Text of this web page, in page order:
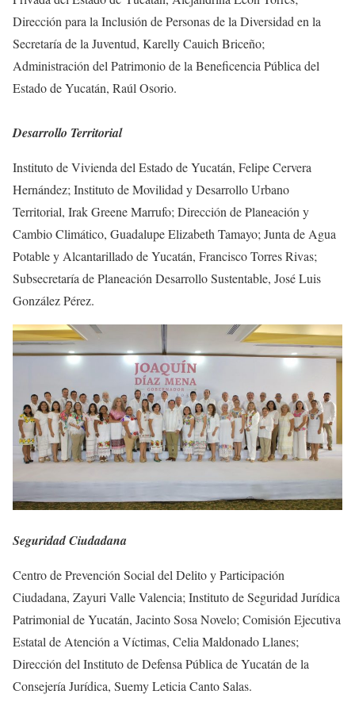
Dirección para la Inclusión de Personas de la Diversidad en la
Secretaría de la Juventud, Karelly Cauich Briceño;
Administración del Patrimonio de la Beneficencia Pública del
Estado de Yucatán, Raúl Osorio.
Desarrollo Territorial
Instituto de Vivienda del Estado de Yucatán, Felipe Cervera
Hernández; Instituto de Movilidad y Desarrollo Urbano
Territorial, Irak Greene Marrufo; Dirección de Planeación y
Cambio Climático, Guadalupe Elizabeth Tamayo; Junta de Agua
Potable y Alcantarillado de Yucatán, Francisco Torres Rivas;
Subsecretaría de Planeación Desarrollo Sustentable, José Luis
González Pérez.
Seguridad Ciudadana
Centro de Prevención Social del Delito y Participación
Ciudadana, Zayuri Valle Valencia; Instituto de Seguridad Jurídica
Patrimonial de Yucatán, Jacinto Sosa Novelo; Comisión Ejecutiva
Estatal de Atención a Víctimas, Celia Maldonado Llanes;
Dirección del Instituto de Defensa Pública de Yucatán de la
Consejería Jurídica, Suemy Leticia Canto Salas.